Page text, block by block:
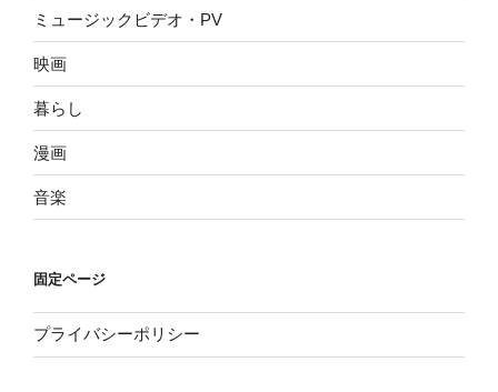
ミュージックビデオ・PV
映画
暮らし
漫画
音楽
固定ページ
プライバシーポリシー